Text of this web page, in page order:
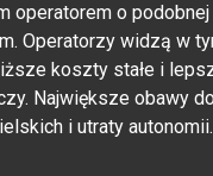
operatorem o
Operatorzy widzą w
koszty stałe i
Największe obawy
i utraty autonomii.